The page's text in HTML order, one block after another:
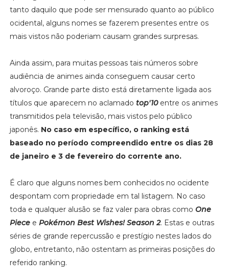
tanto daquilo que pode ser mensurado quanto ao público
ocidental, alguns nomes se fazerem presentes entre os
mais vistos não poderiam causam grandes surpresas.
Ainda assim, para muitas pessoas tais números sobre
audiência de animes ainda conseguem causar certo
alvoroço. Grande parte disto está diretamente ligada aos
títulos que aparecem no aclamado top'10entre os animes
transmitidos pela televisão, mais vistos pelo público
japonês. No caso em específico, o ranking está
baseado no período compreendido entre os dias 28
de janeiro e 3 de fevereiro do corrente ano.
É claro que alguns nomes bem conhecidos no ocidente
despontam com propriedade em tal listagem. No caso
toda e qualquer alusão se faz valer para obras como One
Piecee Pokémon Best Wishes! Season 2. Estas e outras
séries de grande repercussão e prestígio nestes lados do
globo, entretanto, não ostentam as primeiras posições do
referido ranking.